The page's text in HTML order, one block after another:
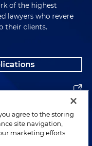
Jaime
retos del
una vez se ha
grandes, son
presidencial
hay algunas
una apuesta
recursos a
Eso es muy
of the highest
lawyers who revere
their clients.
agree to the storing
site navigation,
marketing efforts.